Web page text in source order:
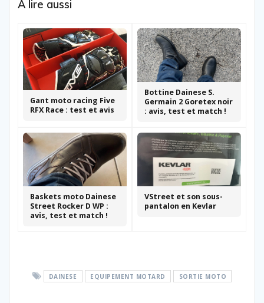
À lire aussi
Gant moto racing Five
RFX Race : test et avis
Bottine Dainese S.
Germain 2 Goretex noir
: avis, test et match !
Baskets moto Dainese
Street Rocker D WP :
avis, test et match !
VStreet et son sous-
pantalon en Kevlar
DAINESE EQUIPEMENT MOTARD SORTIE MOTO